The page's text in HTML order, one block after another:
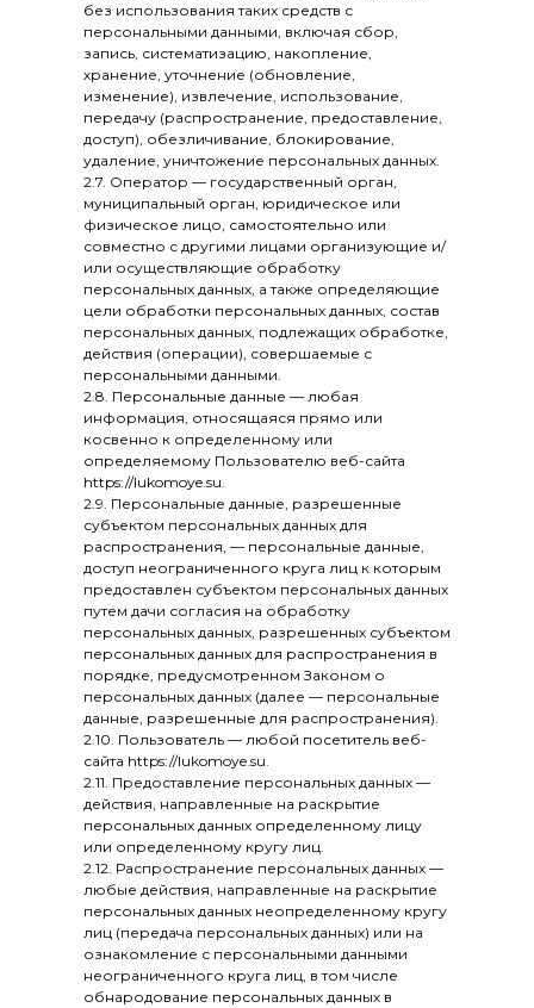
без использования таких средств с
персональными данными, включая сбор,
запись, систематизацию, накопление,
хранение, уточнение (обновление,
изменение), извлечение, использование,
передачу (распространение, предоставление,
доступ), обезличивание, блокирование,
удаление, уничтожение персональных данных.
2.7. Оператор — государственный орган,
муниципальный орган, юридическое или
физическое лицо, самостоятельно или
совместно с другими лицами организующие и/
или осуществляющие обработку
персональных данных, а также определяющие
цели обработки персональных данных, состав
персональных данных, подлежащих обработке,
действия (операции), совершаемые с
персональными данными.
2.8. Персональные данные — любая
информация, относящаяся прямо или
косвенно к определенному или
определяемому Пользователю веб-сайта
https://lukomoye.su.
2.9. Персональные данные, разрешенные
субъектом персональных данных для
распространения, — персональные данные,
доступ неограниченного круга лиц к которым
предоставлен субъектом персональных данных
путем дачи согласия на обработку
персональных данных, разрешенных субъектом
персональных данных для распространения в
порядке, предусмотренном Законом о
персональных данных (далее — персональные
данные, разрешенные для распространения).
2.10. Пользователь — любой посетитель веб-
сайта https://lukomoye.su.
2.11. Предоставление персональных данных —
действия, направленные на раскрытие
персональных данных определенному лицу
или определенному кругу лиц.
2.12. Распространение персональных данных —
любые действия, направленные на раскрытие
персональных данных неопределенному кругу
лиц (передача персональных данных) или на
ознакомление с персональными данными
неограниченного круга лиц, в том числе
обнародование персональных данных в